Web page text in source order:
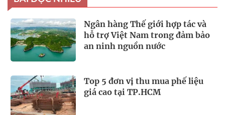
Ngân hàng Thế giới hợp tác và
hỗ trợ Việt Nam trong đảm bảo
an ninh nguồn nước
Top 5 đơn vị thu mua phế liệu
giá cao tại TP.HCM